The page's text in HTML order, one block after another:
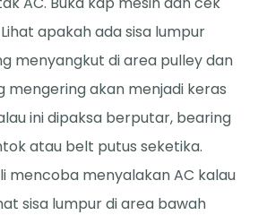
apakah ada sisa lumpur
menyangkut di area pulley dan
mengering akan menjadi keras
ini dipaksa berputar, bearing
atau belt putus seketika.
mencoba menyalakan AC kalau
sisa lumpur di area bawah